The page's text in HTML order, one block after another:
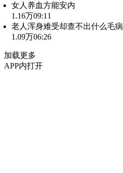
女人养血方能安内
1.16万09:11
老人浑身难受却查不出什么毛病
1.09万06:26
加载更多
APP内打开